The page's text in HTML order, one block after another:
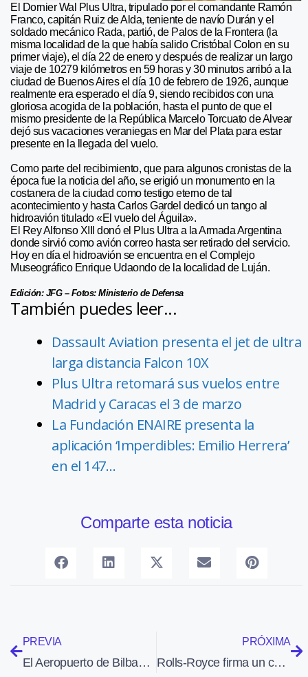
El Dornier Wal Plus Ultra, tripulado por el comandante Ramón
Franco, capitán Ruiz de Alda, teniente de navío Durán y el
soldado mecánico Rada, partió, de Palos de la Frontera (la
misma localidad de la que había salido Cristóbal Colon en su
primer viaje), el día 22 de enero y después de realizar un largo
viaje de 10279 kilómetros en 59 horas y 30 minutos arribó a la
ciudad de Buenos Aires el día 10 de febrero de 1926, aunque
realmente era esperado el día 9, siendo recibidos con una
gloriosa acogida de la población, hasta el punto de que el
mismo presidente de la República Marcelo Torcuato de Alvear
dejó sus vacaciones veraniegas en Mar del Plata para estar
presente en la llegada del vuelo.
Como parte del recibimiento, que para algunos cronistas de la
época fue la noticia del año, se erigió un monumento en la
costanera de la ciudad como testigo eterno de tal
acontecimiento y hasta Carlos Gardel dedicó un tango al
hidroavión titulado «El vuelo del Águila».
El Rey Alfonso XIII donó el Plus Ultra a la Armada Argentina
donde sirvió como avión correo hasta ser retirado del servicio.
Hoy en día el hidroavión se encuentra en el Complejo
Museográfico Enrique Udaondo de la localidad de Luján.
Edición: JFG – Fotos: Ministerio de Defensa
También puedes leer...
Dassault Aviation presenta el jet de ultra
larga distancia Falcon 10X
Plus Ultra retomará sus vuelos entre
Madrid y Caracas el 3 de marzo
La Fundación ENAIRE presenta la
aplicación ‘Imperdibles: Emilio Herrera’
en el 147…
Comparte esta noticia
PREVIA
El Aeropuerto de Bilbao pone en servicio la renovada sala de llegadas
PRÓXIMA
Rolls-Royce firma un contrato con Emirates valorado en 1.630 millones de euros